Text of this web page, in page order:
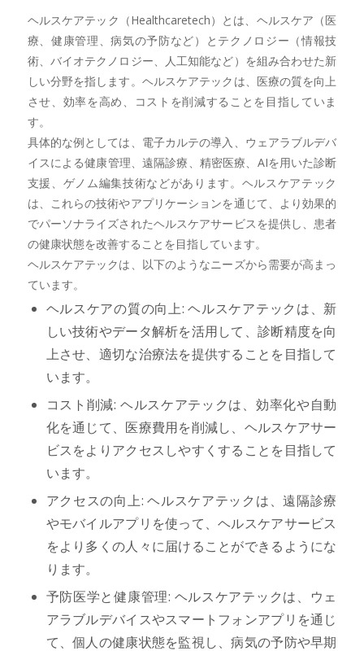
ヘルスケアテック（Healthcaretech）とは、ヘルスケア（医
療、健康管理、病気の予防など）とテクノロジー（情報技
術、バイオテクノロジー、人工知能など）を組み合わせた新
しい分野を指します。ヘルスケアテックは、医療の質を向上
させ、効率を高め、コストを削減することを目指していま
す。
具体的な例としては、電子カルテの導入、ウェアラブルデバ
イスによる健康管理、遠隔診療、精密医療、AIを用いた診断
支援、ゲノム編集技術などがあります。ヘルスケアテック
は、これらの技術やアプリケーションを通じて、より効果的
でパーソナライズされたヘルスケアサービスを提供し、患者
の健康状態を改善することを目指しています。
ヘルスケアテックは、以下のようなニーズから需要が高まっ
ています。
ヘルスケアの質の向上: ヘルスケアテックは、新
しい技術やデータ解析を活用して、診断精度を向
上させ、適切な治療法を提供することを目指して
います。
コスト削減: ヘルスケアテックは、効率化や自動
化を通じて、医療費用を削減し、ヘルスケアサー
ビスをよりアクセスしやすくすることを目指して
います。
アクセスの向上: ヘルスケアテックは、遠隔診療
やモバイルアプリを使って、ヘルスケアサービス
をより多くの人々に届けることができるようにな
ります。
予防医学と健康管理: ヘルスケアテックは、ウェ
アラブルデバイスやスマートフォンアプリを通じ
て、個人の健康状態を監視し、病気の予防や早期